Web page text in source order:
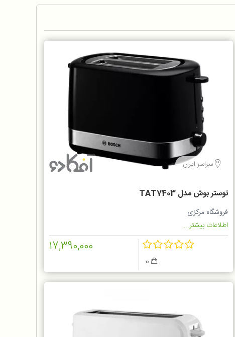
سراسر ایران
توستر بوش مدل TAT7403
فروشگاه مرکزی
اطلاعات بیشتر...
17,390,000